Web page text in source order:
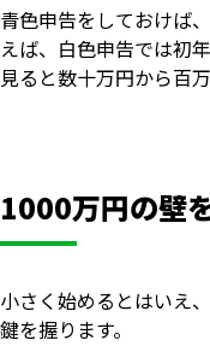
青色申告をしておけば
えば、白色申告では初
見ると数十万円から百
1000万円の壁
小さく始めるとはいえ
鍵を握ります。